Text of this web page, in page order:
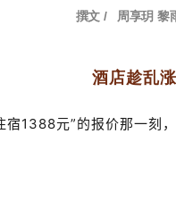
撰文 / 周享玥 黎
酒店趁乱
1388元”的报价那一刻，